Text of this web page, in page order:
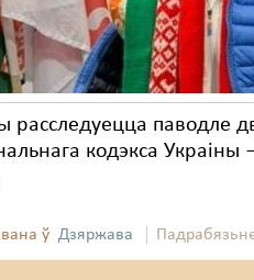
расследуецца паводле
кодэкса
ў Дзяржава